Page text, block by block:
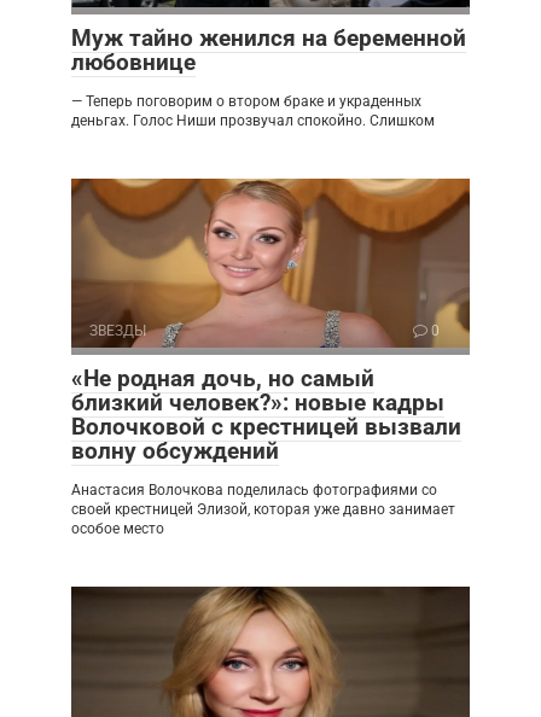
Муж тайно женился на беременной
любовнице
— Теперь поговорим о втором браке и украденных
деньгах. Голос Ниши прозвучал спокойно. Слишком
ЗВЕЗДЫ 0
«Не родная дочь, но самый
близкий человек?»: новые кадры
Волочковой с крестницей вызвали
волну обсуждений
Анастасия Волочкова поделилась фотографиями со
своей крестницей Элизой, которая уже давно занимает
особое место